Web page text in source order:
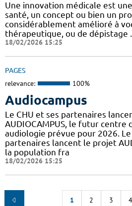
Une innovation médicale est
santé, un concept ou bien un
considérablement amélioré à
thérapeutique, ou de dépistage
18/02/2026 15:25
PAGES
relevance: 100%
Audiocampus
Le CHU et ses partenaires
AUDIOCAMPUS, le futur centre
audiologie prévue pour 2026. Le
partenaires lancent le projet
la population fra
18/02/2026 15:25
1 2 3 4